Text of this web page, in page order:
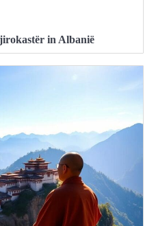
in Albanië